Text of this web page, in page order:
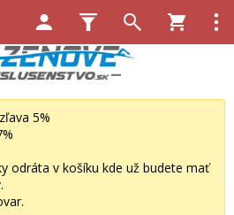
5%
odráta v košíku kde už budete mať